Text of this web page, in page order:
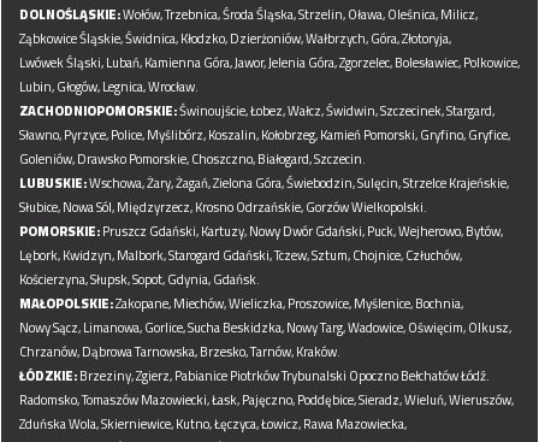
DOLNOŚLĄSKIE:Wołów,Trzebnica,Środa Śląska,Strzelin,Oława,Oleśnica,Milicz,
Ząbkowice Śląskie,Świdnica,Kłodzko,Dzierżoniów,Wałbrzych,Góra,Złotoryja,
Lwówek Śląski,Lubań,Kamienna Góra,Jawor,Jelenia Góra,Zgorzelec,Bolesławiec,Polkowice,
Lubin,Głogów,Legnica,Wrocław.
ZACHODNIOPOMORSKIE:Świnoujście,Łobez,Wałcz,Świdwin,Szczecinek,Stargard,
Sławno,Pyrzyce,Police,Myślibórz,Koszalin,Kołobrzeg,Kamień Pomorski,Gryfino,Gryfice,
Goleniów,Drawsko Pomorskie,Choszczno,Białogard,Szczecin.
LUBUSKIE:Wschowa,Żary,Żagań,Zielona Góra,Świebodzin,Sulęcin,Strzelce Krajeńskie,
Słubice,Nowa Sól,Międzyrzecz,Krosno Odrzańskie,Gorzów Wielkopolski.
POMORSKIE:Pruszcz Gdański,Kartuzy,Nowy Dwór Gdański,Puck,Wejherowo,Bytów,
Lębork,Kwidzyn,Malbork,Starogard Gdański,Tczew,Sztum,Chojnice,Człuchów,
Kościerzyna,Słupsk,Sopot,Gdynia,Gdańsk.
MAŁOPOLSKIE:Zakopane,Miechów,Wieliczka,Proszowice,Myślenice,Bochnia,
Nowy Sącz,Limanowa,Gorlice,Sucha Beskidzka,Nowy Targ,Wadowice,Oświęcim,Olkusz,
Chrzanów,Dąbrowa Tarnowska,Brzesko,Tarnów,Kraków.
ŁÓDZKIE:Brzeziny,Zgierz,PabianicePiotrków Trybunalski OpocznoBełchatówŁódź.
Radomsko,Tomaszów Mazowiecki,Łask,Pajęczno,Poddębice,Sieradz,Wieluń,Wieruszów,
Zduńska Wola,Skierniewice,Kutno,Łęczyca,Łowicz,Rawa Mazowiecka,